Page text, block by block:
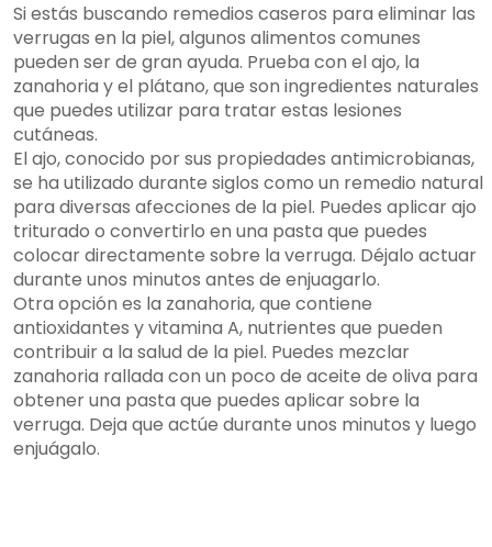
Si estás buscando remedios caseros para eliminar las
verrugas en la piel, algunos alimentos comunes
pueden ser de gran ayuda. Prueba con el ajo, la
zanahoria y el plátano, que son ingredientes naturales
que puedes utilizar para tratar estas lesiones
cutáneas.
El ajo, conocido por sus propiedades antimicrobianas,
se ha utilizado durante siglos como un remedio natural
para diversas afecciones de la piel. Puedes aplicar ajo
triturado o convertirlo en una pasta que puedes
colocar directamente sobre la verruga. Déjalo actuar
durante unos minutos antes de enjuagarlo.
Otra opción es la zanahoria, que contiene
antioxidantes y vitamina A, nutrientes que pueden
contribuir a la salud de la piel. Puedes mezclar
zanahoria rallada con un poco de aceite de oliva para
obtener una pasta que puedes aplicar sobre la
verruga. Deja que actúe durante unos minutos y luego
enjuágalo.